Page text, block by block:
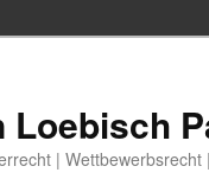
Loebisch
| Wettbewerbsrecht